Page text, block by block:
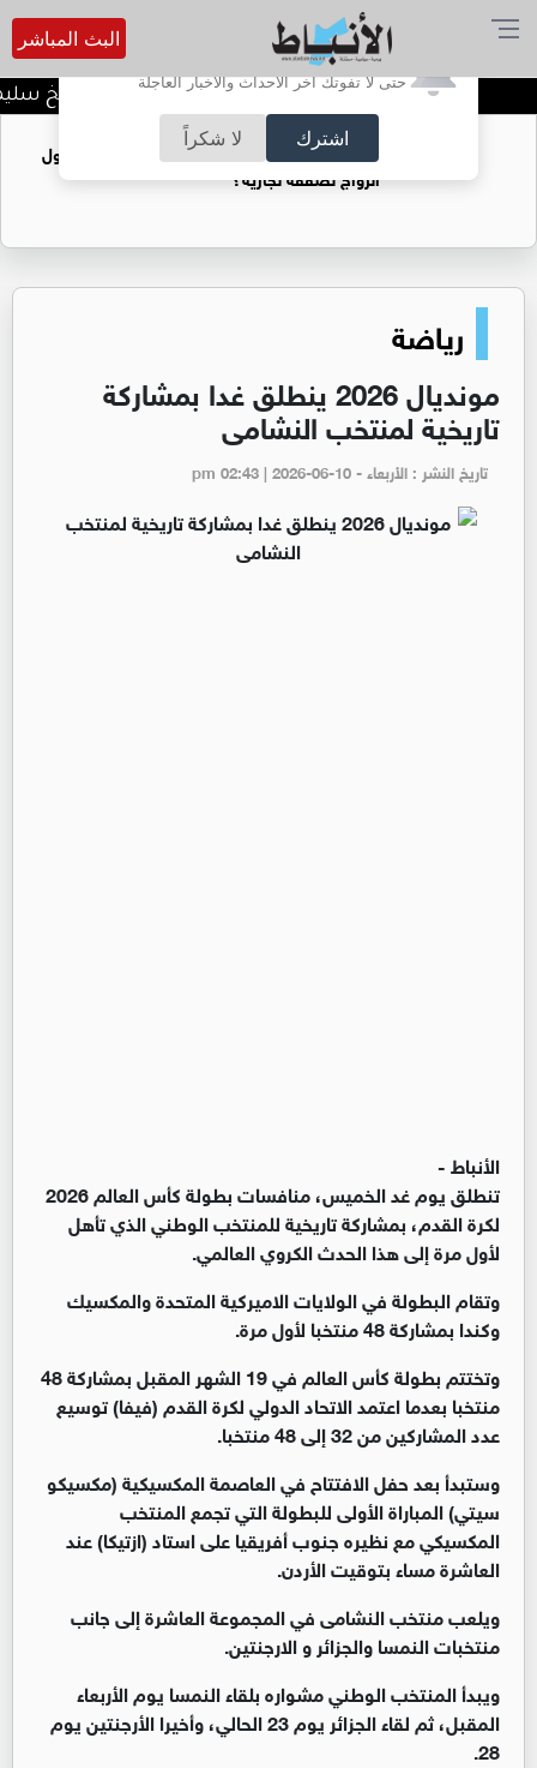
أترغب في تفعيل الإشعارات؟
حتى لا تفوتك آخر الأحداث والأخبار العاجلة
اشترك لا شكراً
البث المباشر
د. منذر جرادات يهنىء الشيخ
فتيات يستغللنه لتحقيق مكاسب مادية.. هل تحول
الزواج لصفقة تجارية؟
رياضة
مونديال 2026 ينطلق غدا بمشاركة
تاريخية لمنتخب النشامى
تاريخ النشر : الأربعاء - pm 02:43 | 2026-06-10
الأنباط -
تنطلق يوم غد الخميس، منافسات بطولة كأس العالم 2026
لكرة القدم، بمشاركة تاريخية للمنتخب الوطني الذي تأهل
لأول مرة إلى هذا الحدث الكروي العالمي.
وتقام البطولة في الولايات الاميركية المتحدة والمكسيك
وكندا بمشاركة 48 منتخبا لأول مرة.
وتختتم بطولة كأس العالم في 19 الشهر المقبل بمشاركة 48
منتخبا بعدما اعتمد الاتحاد الدولي لكرة القدم (فيفا) توسيع
عدد المشاركين من 32 إلى 48 منتخبا.
وستبدأ بعد حفل الافتتاح في العاصمة المكسيكية (مكسيكو
سيتي) المباراة الأولى للبطولة التي تجمع المنتخب
المكسيكي مع نظيره جنوب أفريقيا على استاد (ازتيكا) عند
العاشرة مساء بتوقيت الأردن.
ويلعب منتخب النشامى في المجموعة العاشرة إلى جانب
منتخبات النمسا والجزائر و الارجنتين.
ويبدأ المنتخب الوطني مشواره بلقاء النمسا يوم الأربعاء
المقبل، ثم لقاء الجزائر يوم 23 الحالي، وأخيرا الأرجنتين يوم
28.